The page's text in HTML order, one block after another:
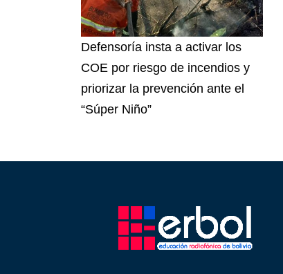
Defensoría insta a activar los
COE por riesgo de incendios y
priorizar la prevención ante el
“Súper Niño”